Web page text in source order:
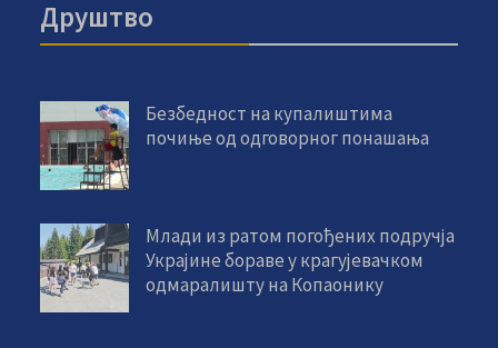
Друштво
Безбедност на купалиштима
почиње од одговорног понашања
Млади из ратом погођених подручја
Украјине бораве у крагујевачком
одмаралишту на Копаонику